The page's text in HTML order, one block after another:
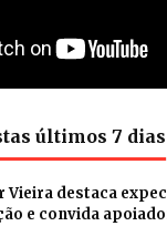
últimos 7 dias
Vieira destaca
e convida